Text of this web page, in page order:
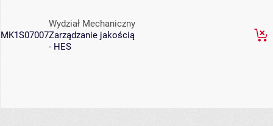
MK1S07007
Wydział Mechaniczny
Zarządzanie jakością
- HES